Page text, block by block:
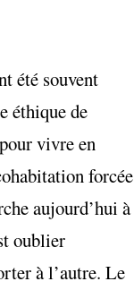
été souvent
éthique de
vivre en
forcée
aujourd’hui à
oublier
à l’autre. Le